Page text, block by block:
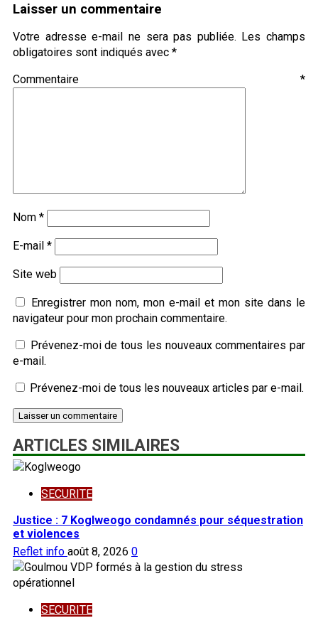
Laisser un commentaire
Votre adresse e-mail ne sera pas publiée. Les champs
obligatoires sont indiqués avec *
Commentaire *
Nom *
E-mail *
Site web
Enregistrer mon nom, mon e-mail et mon site dans le
navigateur pour mon prochain commentaire.
Prévenez-moi de tous les nouveaux commentaires par
e-mail.
Prévenez-moi de tous les nouveaux articles par e-mail.
ARTICLES SIMILAIRES
SECURITE
Justice : 7 Koglweogo condamnés pour séquestration
et violences
Reflet info août 8, 2026 0
SECURITE